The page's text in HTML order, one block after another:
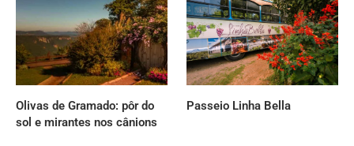
Olivas de Gramado: pôr do
sol e mirantes nos cânions
Passeio Linha Bella